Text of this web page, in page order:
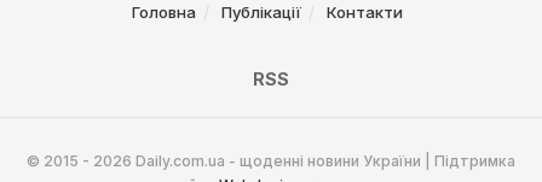
Головна Публікації Контакти
RSS
© 2015 - 2026 Daily.com.ua - щоденні новини України | Підтримка